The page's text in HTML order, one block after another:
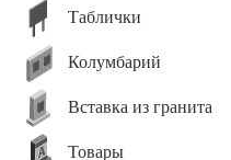
Таблички
Колумбарий
Вставка из гранита
Товары